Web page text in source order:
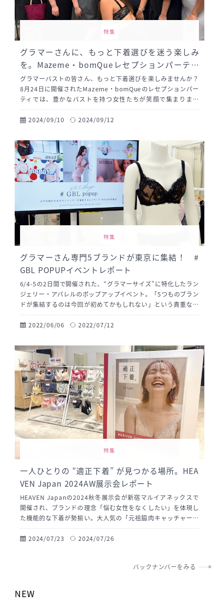
特集
グラマーさんに、もっと下着選びを迷う楽しみ
を。Mazeme・bomQueレセプションパーティ
ーレポート
グラマーバストの皆さん、もっと下着選びを楽しみませんか？
8月24日に開催されたMazeme・bomQueのレセプションパー
ティでは、豊かなバストを持つ女性たちが笑顔で集まりまし
た。特に注目を集めたのは、上品なブラックレースが魅力的な
MazemeのBERYLコレクション。バストのボリュームに合わせ
た。自分にぴったりの下着を見つける喜びを体験し、フィッテ
ィングでは歓声が上がるほど！ ぜひレポート記事でじっくりチ
ェックしてみてください！ あなたも素敵な下着と出会えるはず
です。
2024/09/10 2024/09/12
特集
グラマーさん専門5ブランドが東京に集結！ #
GBL POPUPイベントレポート
6/4-5の2日間で開催された、“グラマーサイズ”に特化したラン
ジェリー・アパレルのポップアップイベント。「5つものブラン
ドが集結するのは今回が初めてかもしれない」という貴重な機
会におじゃまさせていただきました！ 各ブランドのスタッフさ
んと、お客さまの楽しそうな会話で終始あふれていた会場の様
2022/06/06 2022/07/12
特集
一人ひとりの “適正下着” が見つかる場所。HEA
VEN Japan 2024AW展示会レポート
HEAVEN Japanの2024秋冬展示会が新宿マルイアネックスで
開催され、ブランドの理念「悩む女性をなくしたい」を体現し
た機能的な下着が勢揃い。大人気の「元祖脇肉キャッチャー」
や、Mカップまで対応の「どんとこいブラ」など、多彩な商品
を試着体験レポート。2024年秋冬の新作テーマは「Journe
で、悩みを解消し、自分を好きになるきっかけを提供します。
2024/07/23 2024/07/26
バックナンバーをみる
NEW